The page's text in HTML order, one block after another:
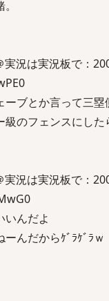
実況は実況板で：
ーブとか言って三塁
のフェンスにした
実況は実況板で：
いんだよ
んだからｹﾞﾗｹﾞﾗｗ